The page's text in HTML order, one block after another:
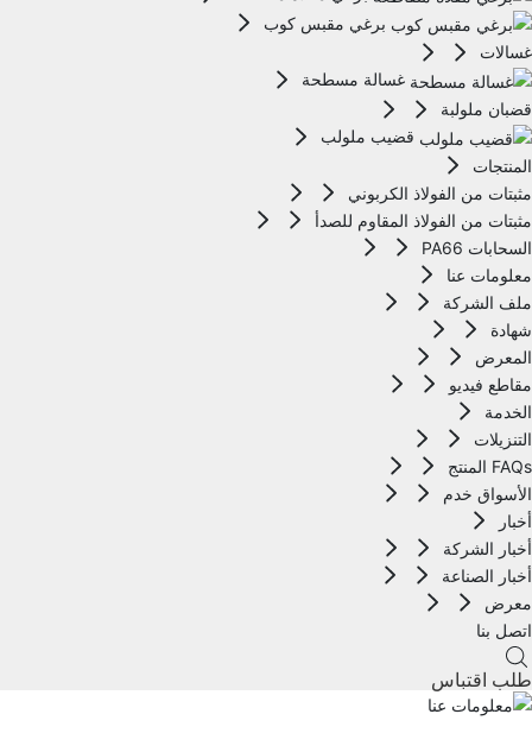
برغي مقبس كوب
غسالات
غسالة مسطحة
قضبان ملولبة
قضيب ملولب
المنتجات
مثبتات من الفولاذ الكربوني
مثبتات من الفولاذ المقاوم للصدأ
السحابات PA66
معلومات عنا
ملف الشركة
شهادة
المعرض
مقاطع فيديو
الخدمة
التنزيلات
FAQs المنتج
الأسواق خدم
أخبار
أخبار الشركة
أخبار الصناعة
معرض
اتصل بنا
طلب اقتباس